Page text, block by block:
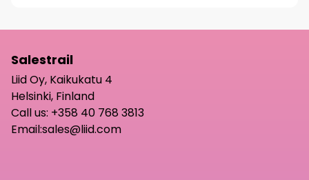
Salestrail
Liid Oy, Kaikukatu 4
Helsinki, Finland
Call us: +358 40 768 3813
Email:sales@liid.com